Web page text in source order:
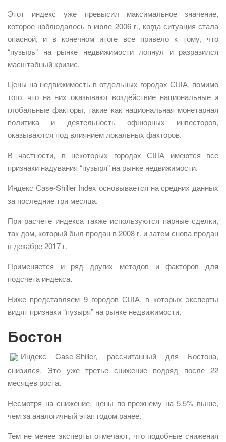
Этот индекс уже превысил максимальное значение,
которое наблюдалось в июле 2006 г., когда ситуация стала
опасной, и в конечном итоге все привело к тому, что
“пузырь” на рынке недвижимости лопнул и разразился
масштабный кризис.
Цены на недвижимость в отдельных городах США, помимо
того, что на них оказывают воздействие национальные и
глобальные факторы, такие как национальная монетарная
политика и деятельность офшорных инвесторов,
оказываются под влиянием локальных факторов.
В частности, в некоторых городах США имеются все
признаки надувания “пузыря” на рынке недвижимости.
Индекс Case-Shiller Index основывается на средних данных
за последние три месяца.
При расчете индекса также используются парные сделки,
так дом, который был продан в 2008 г. и затем снова продан
в декабре 2017 г.
Применяется и ряд других методов и факторов для
подсчета индекса.
Ниже представляем 9 городов США, в которых эксперты
видят признаки “пузыря” на рынке недвижимости.
Бостон
Индекс Case-Shiller, рассчитанный для Бостона,
снизился. Это уже третье снижение подряд после 22
месяцев роста.
Несмотря на снижение, цены по-прежнему на 5,5% выше,
чем за аналогичный этап годом ранее.
Тем не менее эксперты отмечают, что подобные снижения